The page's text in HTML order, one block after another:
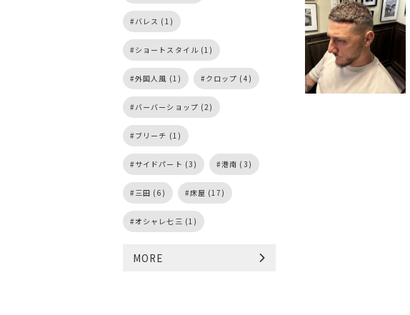
バレス (1)
ショートスタイル (1)
外国人風 (1) クロップ (4)
バーバーショップ (2)
ブリーチ (1)
サイドパート (3) 港南 (3)
三田 (6) 床屋 (17)
オシャレ七三 (1)
MORE